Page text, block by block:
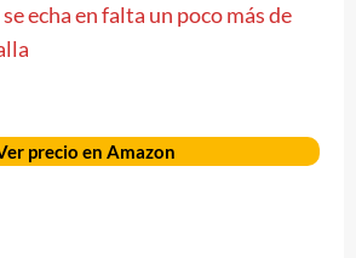
echa en falta un poco más de
precio en Amazon